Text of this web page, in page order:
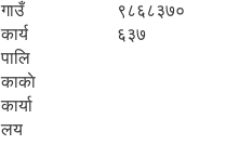
गाउँ
कार्य
पालि
काकाे
कार्या
लय
९८६८३७०
६३७